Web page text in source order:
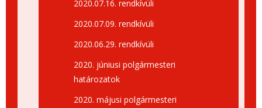
2020.07.16. rendkívüli
2020.07.09. rendkívüli
2020.06.29. rendkívüli
2020. júniusi polgármesteri
határozatok
2020. májusi polgármesteri